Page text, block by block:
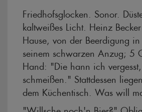
Friedhofsglocken. Sonor.
kaltweißes Licht. Heinz
Hause, von der Beerdigung in
seinem schwarzen Anzug; 5
Hand: "Die hann ich
schmeißen." Stattdessen
dem Küchentisch. Was will
"Willsche noch'n Bier?"